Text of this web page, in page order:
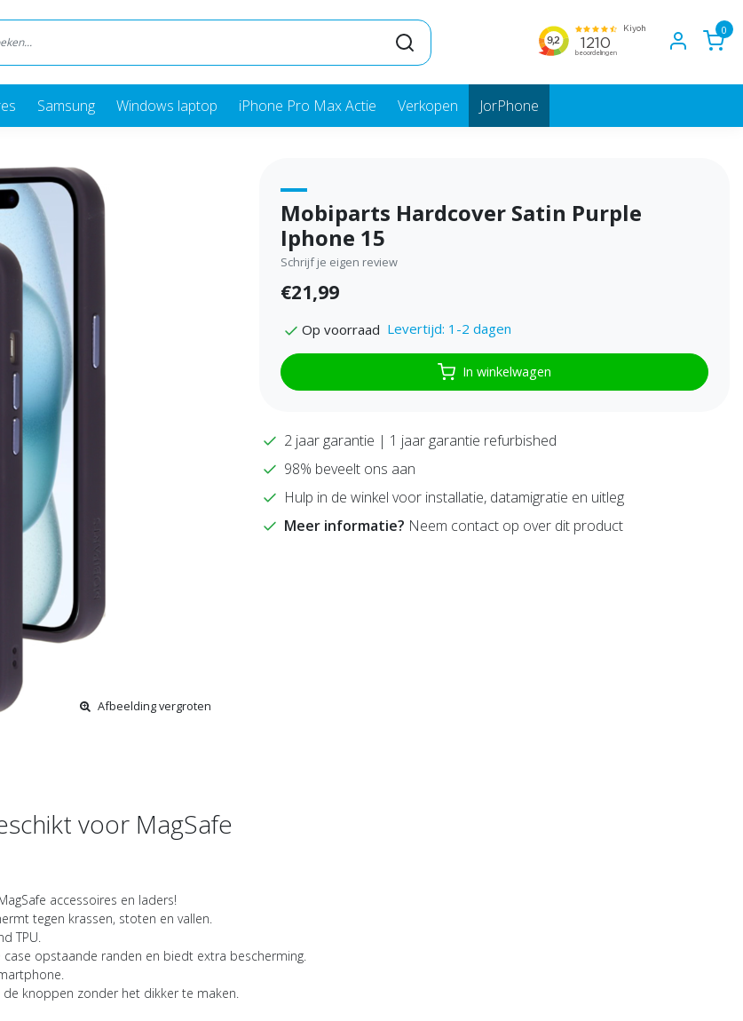
0
Samsung Windows laptop iPhone Pro Max Actie Verkopen JorPhone
Afbeelding vergroten
Mobiparts Hardcover Satin Purple
Iphone 15
Schrijf je eigen review
€21,99
Op voorraad Levertijd: 1-2 dagen
In winkelwagen
2 jaar garantie | 1 jaar garantie refurbished
98% beveelt ons aan
Hulp in de winkel voor installatie, datamigratie en uitleg
Meer informatie? Neem contact op over dit product
voor MagSafe
accessoires en laders!
tegen krassen, stoten en vallen.
TPU.
opstaande randen en biedt extra bescherming.
knoppen zonder het dikker te maken.